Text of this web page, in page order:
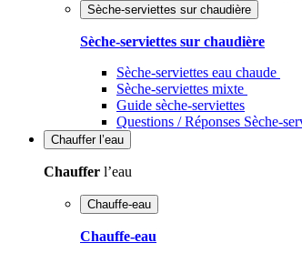
Sèche-serviettes sur chaudière
Sèche-serviettes sur chaudière
Sèche-serviettes eau chaude
Sèche-serviettes mixte
Guide sèche-serviettes
Questions / Réponses Sèche-
Chauffer l’eau
Chauffer l’eau
Chauffe-eau
Chauffe-eau